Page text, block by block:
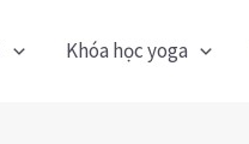
Khóa học yoga